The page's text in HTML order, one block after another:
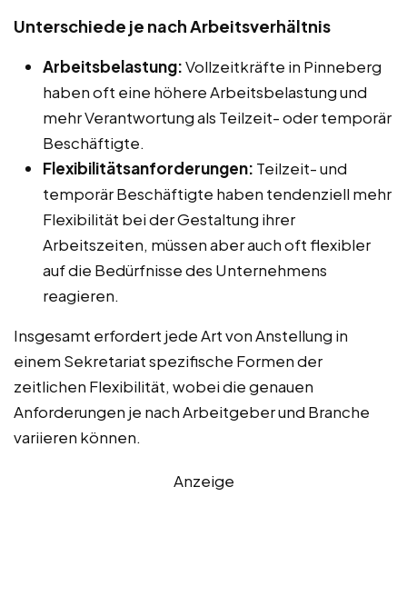
Unterschiede je nach Arbeitsverhältnis
Arbeitsbelastung:Vollzeitkräfte in Pinneberg
haben oft eine höhere Arbeitsbelastung und
mehr Verantwortung als Teilzeit- oder temporär
Beschäftigte.
Flexibilitätsanforderungen: Teilzeit- und
temporär Beschäftigte haben tendenziell mehr
Flexibilität bei der Gestaltung ihrer
Arbeitszeiten, müssen aber auch oft flexibler
auf die Bedürfnisse des Unternehmens
reagieren.
Insgesamt erfordert jede Art von Anstellung in
einem Sekretariat spezifische Formen der
zeitlichen Flexibilität, wobei die genauen
Anforderungen je nach Arbeitgeber und Branche
variieren können.
Anzeige